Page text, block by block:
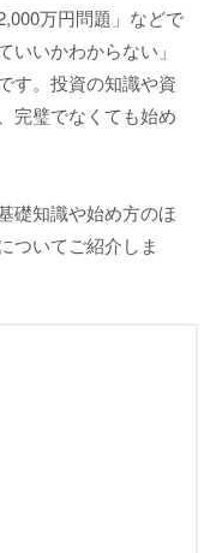
万円問題」などで
いかわからない」
す。投資の知識や資
完璧でなくても始め
礎知識や始め方のほ
ついてご紹介しま